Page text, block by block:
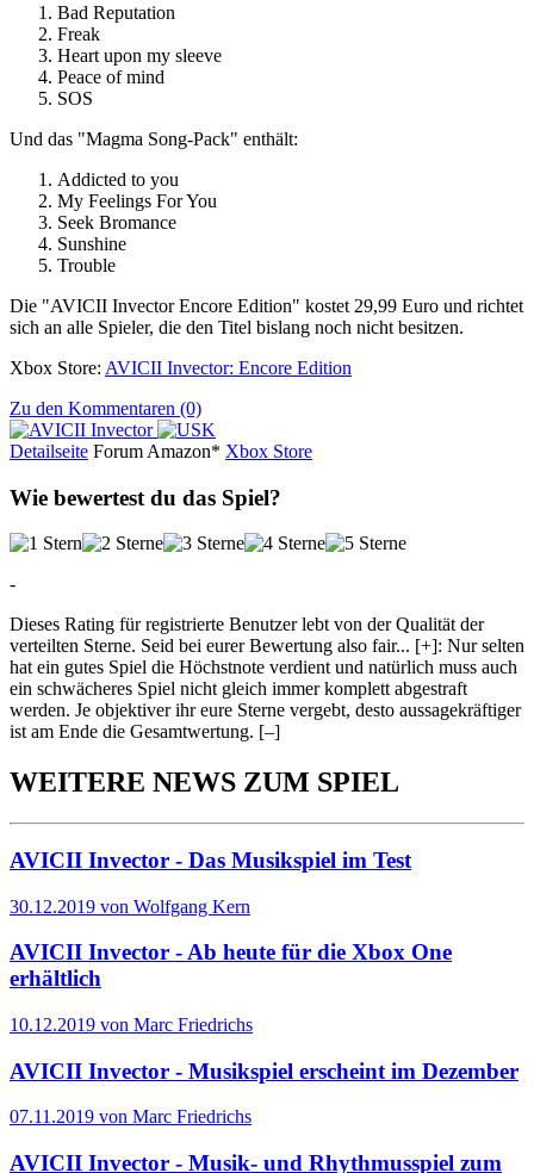
Bad Reputation
Freak
Heart upon my sleeve
Peace of mind
SOS
Und das "Magma Song-Pack" enthält:
Addicted to you
My Feelings For You
Seek Bromance
Sunshine
Trouble
Die "AVICII Invector Encore Edition" kostet 29,99 Euro und richtet
sich an alle Spieler, die den Titel bislang noch nicht besitzen.
Xbox Store: AVICII Invector: Encore Edition
Zu den Kommentaren (0)
Detailseite Forum Amazon* Xbox Store
Wie bewertest du das Spiel?
-
Dieses Rating für registrierte Benutzer lebt von der Qualität der
verteilten Sterne. Seid bei eurer Bewertung also fair... [+]: Nur selten
hat ein gutes Spiel die Höchstnote verdient und natürlich muss auch
ein schwächeres Spiel nicht gleich immer komplett abgestraft
werden. Je objektiver ihr eure Sterne vergebt, desto aussagekräftiger
ist am Ende die Gesamtwertung. [–]
WEITERE NEWS ZUM SPIEL
AVICII Invector - Das Musikspiel im Test
30.12.2019 von Wolfgang Kern
AVICII Invector - Ab heute für die Xbox One
erhältlich
10.12.2019 von Marc Friedrichs
AVICII Invector - Musikspiel erscheint im Dezember
07.11.2019 von Marc Friedrichs
AVICII Invector - Musik- und Rhythmusspiel zum